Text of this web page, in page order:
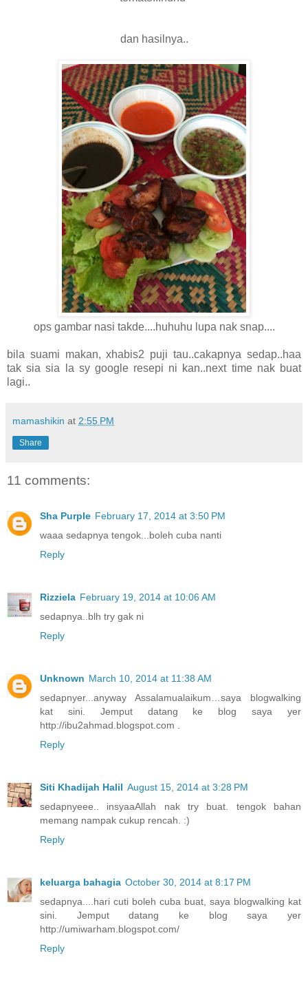
dan hasilnya..
ops gambar nasi takde....huhuhu lupa nak snap....
bila suami makan, xhabis2 puji tau..cakapnya sedap..haa
tak sia sia la sy google resepi ni kan..next time nak buat
lagi..
mamashikin at 2:55 PM
Share
11 comments:
Sha Purple February 17, 2014 at 3:50 PM
waaa sedapnya tengok...boleh cuba nanti
Reply
Rizziela February 19, 2014 at 10:06 AM
sedapnya..blh try gak ni
Reply
Unknown March 10, 2014 at 11:38 AM
sedapnyer...anyway Assalamualaikum…saya blogwalking
kat sini. Jemput datang ke blog saya yer
http://ibu2ahmad.blogspot.com .
Reply
Siti Khadijah Halil August 15, 2014 at 3:28 PM
sedapnyeee.. insyaaAllah nak try buat. tengok bahan
memang nampak cukup rencah. :)
Reply
keluarga bahagia October 30, 2014 at 8:17 PM
sedapnya....hari cuti boleh cuba buat, saya blogwalking kat
sini. Jemput datang ke blog saya yer
http://umiwarham.blogspot.com/
Reply